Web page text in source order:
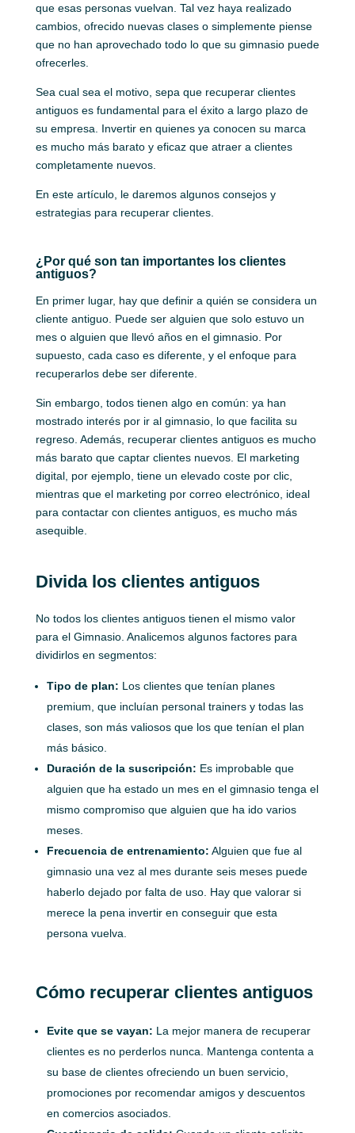
que esas personas vuelvan. Tal vez haya realizado
cambios, ofrecido nuevas clases o simplemente piense
que no han aprovechado todo lo que su gimnasio puede
ofrecerles.
Sea cual sea el motivo, sepa que recuperar clientes
antiguos es fundamental para el éxito a largo plazo de
su empresa. Invertir en quienes ya conocen su marca
es mucho más barato y eficaz que atraer a clientes
completamente nuevos.
En este artículo, le daremos algunos consejos y
estrategias para recuperar clientes.
¿Por qué son tan importantes los clientes
antiguos?
En primer lugar, hay que definir a quién se considera un
cliente antiguo. Puede ser alguien que solo estuvo un
mes o alguien que llevó años en el gimnasio. Por
supuesto, cada caso es diferente, y el enfoque para
recuperarlos debe ser diferente.
Sin embargo, todos tienen algo en común: ya han
mostrado interés por ir al gimnasio, lo que facilita su
regreso. Además, recuperar clientes antiguos es mucho
más barato que captar clientes nuevos. El marketing
digital, por ejemplo, tiene un elevado coste por clic,
mientras que el marketing por correo electrónico, ideal
para contactar con clientes antiguos, es mucho más
asequible.
Divida los clientes antiguos
No todos los clientes antiguos tienen el mismo valor
para el Gimnasio. Analicemos algunos factores para
dividirlos en segmentos:
Tipo de plan: Los clientes que tenían planes
premium, que incluían personal trainers y todas las
clases, son más valiosos que los que tenían el plan
más básico.
Duración de la suscripción: Es improbable que
alguien que ha estado un mes en el gimnasio tenga el
mismo compromiso que alguien que ha ido varios
meses.
Frecuencia de entrenamiento: Alguien que fue al
gimnasio una vez al mes durante seis meses puede
haberlo dejado por falta de uso. Hay que valorar si
merece la pena invertir en conseguir que esta
persona vuelva.
Cómo recuperar clientes antiguos
Evite que se vayan: La mejor manera de recuperar
clientes es no perderlos nunca. Mantenga contenta a
su base de clientes ofreciendo un buen servicio,
promociones por recomendar amigos y descuentos
en comercios asociados.